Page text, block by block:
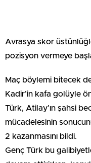
Avrasya skor
pozisyon vermeye
Maç böylemi bitecek
Kadir’in kafa golüyle
Türk, Atilay’ın şahsi
mücadelesinin
2 kazanmasını bildi.
Genç Türk bu